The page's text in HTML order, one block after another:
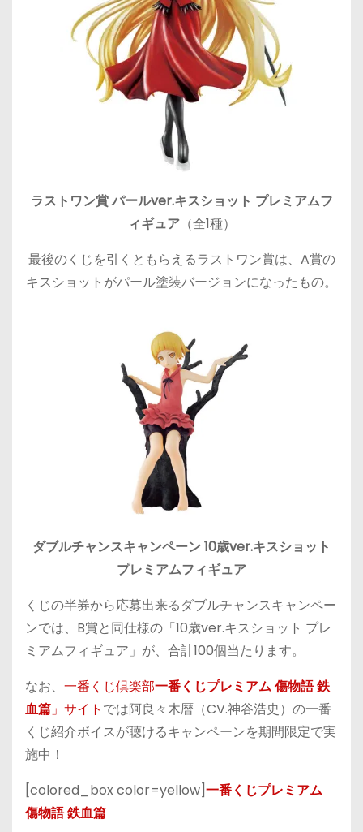
ラストワン賞 パールver.キスショット プレミアムフ
ィギュア（全1種）
最後のくじを引くともらえるラストワン賞は、A賞の
キスショットがパール塗装バージョンになったもの。
ダブルチャンスキャンペーン 10歳ver.キスショット
プレミアムフィギュア
くじの半券から応募出来るダブルチャンスキャンペー
ンでは、B賞と同仕様の「10歳ver.キスショット プレ
ミアムフィギュア」が、合計100個当たります。
なお、 一番くじ倶楽部一番くじプレミアム 傷物語 鉄
血篇」サイト では阿良々木暦（CV.神谷浩史）の一番
くじ紹介ボイスが聴けるキャンペーンを期間限定で実
施中！
[colored_box color=yellow]一番くじプレミアム
傷物語 鉄血篇